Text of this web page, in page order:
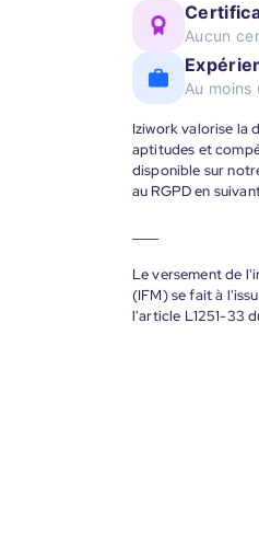
Aucun
Au
Iziwork valorise la
aptitudes et
disponible sur
au RGPD en
Le versement de
(IFM) se fait à
l'article L1251-33